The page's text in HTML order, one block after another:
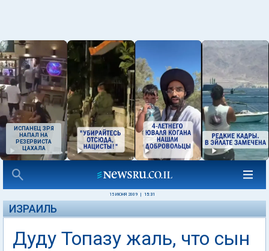
ИСПАНЕЦ ЗРЯ
НАПАЛ НА
РЕЗЕРВИСТА
ЦАХАЛА
15 ИЮНЯ 2009 15:31
ИЗРАИЛЬ
Дуду Топазу жаль, что сын